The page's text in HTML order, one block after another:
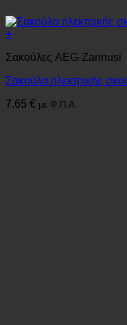
+
Σακούλες AEG-Zannusi
Σακούλα ηλεκτρικής
7.65 € με Φ.Π.Α.